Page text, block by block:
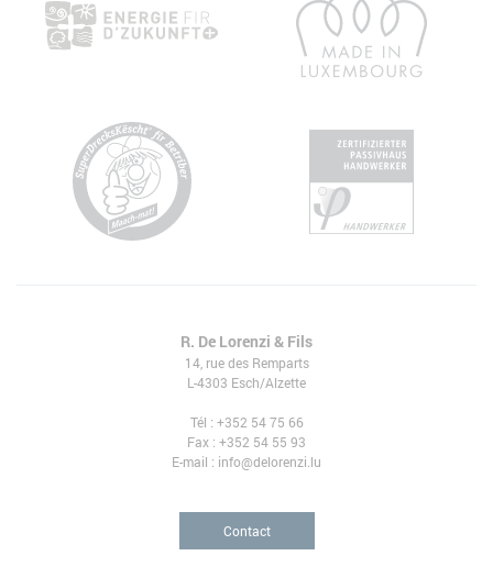
R. De Lorenzi & Fils
14, rue des Remparts
L-4303 Esch/Alzette
Tél : +352 54 75 66
Fax : +352 54 55 93
E-mail : info@delorenzi.lu
Contact